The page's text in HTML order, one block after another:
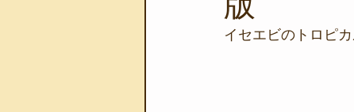
イセエビのトロピ